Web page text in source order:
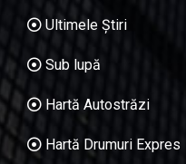
Ultimele Știri
Sub lupă
Hartă Autostrăzi
Hartă Drumuri Expres